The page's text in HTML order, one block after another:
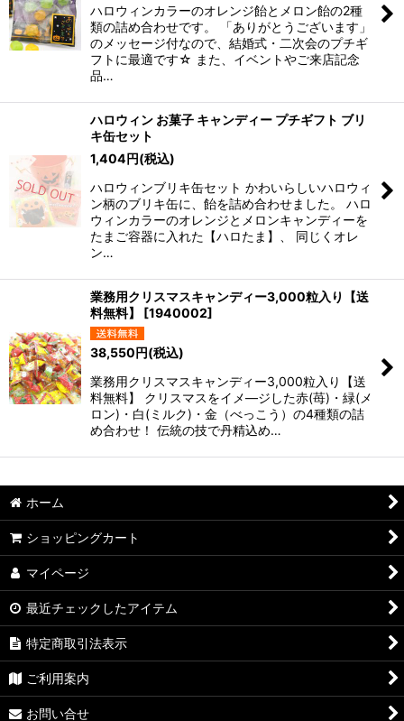
ハロウィンカラーのオレンジ飴とメロン飴の2種
類の詰め合わせです。 「ありがとうございます」
のメッセージ付なので、結婚式・二次会のプチギ
フトに最適です☆ また、イベントやご来店記念
品…
ハロウィン お菓子 キャンディー プチギフト ブリ
キ缶セット
1,404円(税込)
ハロウィンブリキ缶セット かわいらしいハロウィ
ン柄のブリキ缶に、飴を詰め合わせました。 ハロ
ウィンカラーのオレンジとメロンキャンディーを
たまご容器に入れた【ハロたま】、 同じくオレ
ン…
業務用クリスマスキャンディー3,000粒入り【送
料無料】
[1940002]
38,550円(税込)
業務用クリスマスキャンディー3,000粒入り【送
料無料】 クリスマスをイメ―ジした赤(苺)・緑(メ
ロン)・白(ミルク)・金（べっこう）の4種類の詰
め合わせ！ 伝統の技で丹精込め…
ホーム
ショッピングカート
マイページ
最近チェックしたアイテム
特定商取引法表示
ご利用案内
お問い合せ